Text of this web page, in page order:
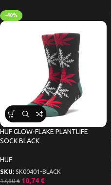
-40%
HUF GLOW-FLAKE PLANTLIFE
SOCK BLACK
HUF
SKU: SK00401-BLACK
17,90€ 10,74 €